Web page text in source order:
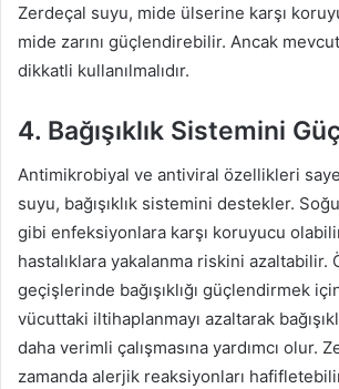
Zerdeçal suyu, mide ülserine karşı
mide zarını güçlendirebilir. Ancak
dikkatli kullanılmalıdır.
4. Bağışıklık Sistemini
Antimikrobiyal ve antiviral özellikleri
suyu, bağışıklık sistemini destekler.
gibi enfeksiyonlara karşı koruyucu
hastalıklara yakalanma riskini azaltabilir.
geçişlerinde bağışıklığı güçlendirmek
vücuttaki iltihaplanmayı azaltarak
daha verimli çalışmasına yardımcı olur.
zamanda alerjik reaksiyonları